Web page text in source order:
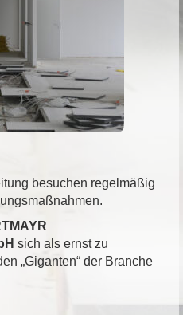
besuchen regelmäßig
sich als ernst zu
„Giganten“ der Branche